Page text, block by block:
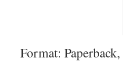
Format: